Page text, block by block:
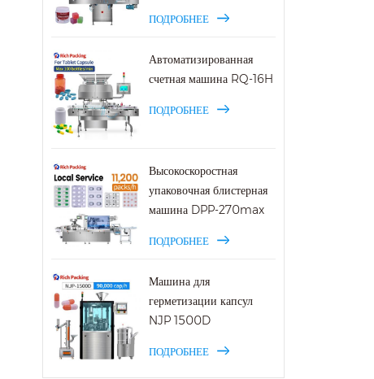
ПОДРОБНЕЕ
Автоматизированная
счетная машина RQ-16H
ПОДРОБНЕЕ
Высокоскоростная
упаковочная блистерная
машина DPP-270max
ПОДРОБНЕЕ
Машина для
герметизации капсул
NJP 1500D
ПОДРОБНЕЕ